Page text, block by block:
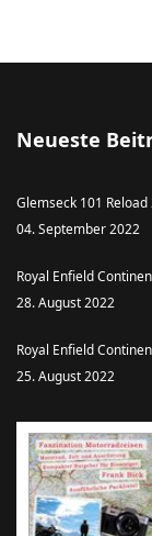
Neueste
Glemseck 101 Reload
04. September 2022
Royal Enfield
28. August 2022
Royal Enfield
25. August 2022